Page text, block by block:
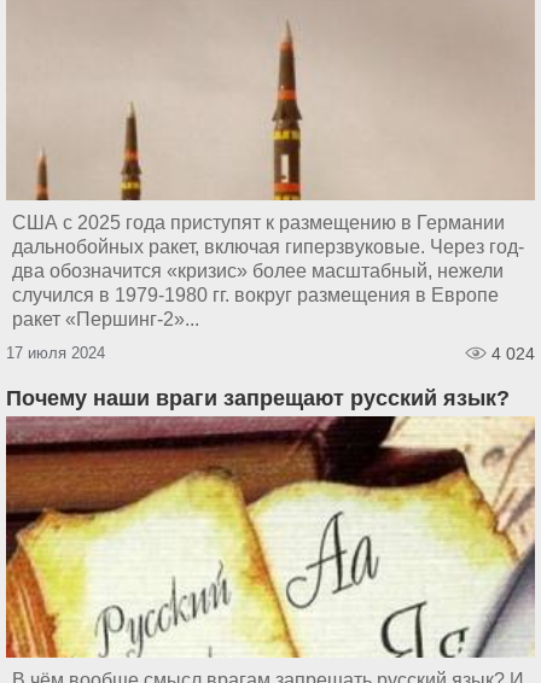
США с 2025 года приступят к размещению в Германии
дальнобойных ракет, включая гиперзвуковые. Через год-
два обозначится «кризис» более масштабный, нежели
случился в 1979-1980 гг. вокруг размещения в Европе
ракет «Першинг-2»...
17 июля 2024 4 024
Почему наши враги запрещают русский язык?